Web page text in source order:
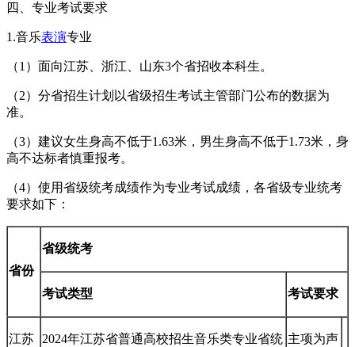
四、专业考试要求
1.音乐表演专业
（1）面向江苏、浙江、山东3个省招收本科生。
（2）分省招生计划以省级招生考试主管部门公布的数据为
准。
（3）建议女生身高不低于1.63米，男生身高不低于1.73米，身
高不达标者慎重报考。
（4）使用省级统考成绩作为专业考试成绩，各省级专业统考
要求如下：
省份
省级统考
考试类型 考试要求
江苏
2024年江苏省普通高校招生音乐类专业省统 主项为声